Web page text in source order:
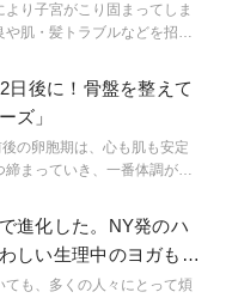
り子宮がこり固まってしま
や肌・髪トラブルなどを招い
ましょう。今回は、生理前の
を和らげてくれるヨガポー
い動画付です！
日後に！骨盤を整えて
ズ」
の卵胞期は、心も肌も安定
まっていき、一番体調が安
いて、代謝の高い体をつく
期におすすめのポーズを、
平美香先生に教えてもらいま
進化した。NY発のハ
しい生理中のヨガも快
も、多くの人々にとって煩